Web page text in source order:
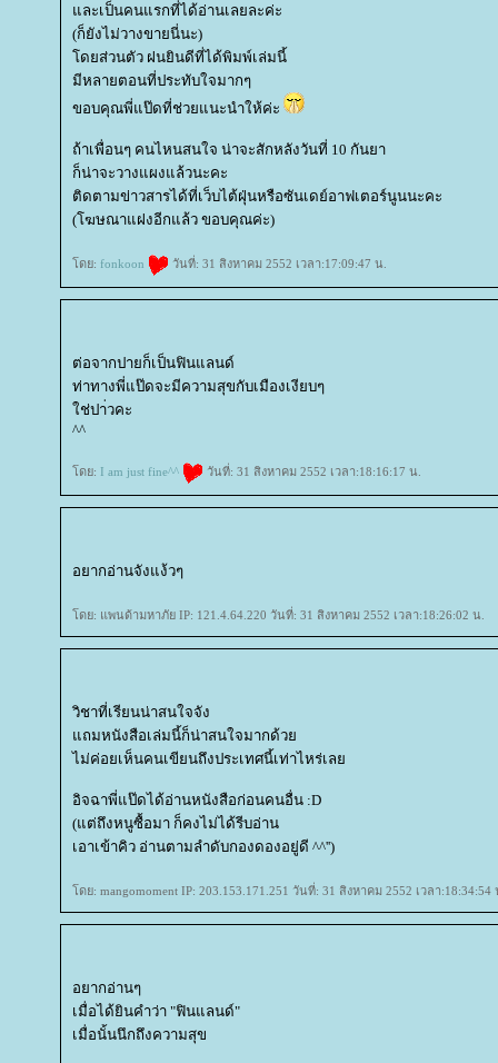
ละเป็นคนแรกที่ได้อ่านเลยละค่ะ
(ก็ยังไม่วางขายนี่นะ)
ดยส่วนตัว ฝนยินดีที่ได้พิมพ์เล่มนี้
มีหลายตอนที่ประทับใจมากๆ
ขอบคุณพี่แป๊ดที่ช่วยแนะนำให้ค่ะ
ถ้าเพื่อนๆ คนไหนสนใจ น่าจะสักหลังวันที่ 10 กันยา
ก็น่าจะวางแผงแล้วนะคะ
ติดตามข่าวสารได้ที่เว็บไต้ฝุ่นหรือซันเดย์อาฟเตอร์นูนนะคะ
(โฆษณาแฝงอีกแล้ว ขอบคุณค่ะ)
ดย: fonkoon วันที่: 31 สิงหาคม 2552 เวลา:17:09:47 น.
ต่อจากปายก็เป็นฟินแลนด์
ท่าทางพี่แป๊ดจะมีความสุขกับเมืองเงียบๆ
ช่ปา่วคะ
^^
ดย: I am just fine^^ วันที่: 31 สิงหาคม 2552 เวลา:18:16:17 น.
อยากอ่านจังแง้วๆ
ดย: แพนด้ามหาภัย IP: 121.4.64.220 วันที่: 31 สิงหาคม 2552 เวลา:18:26:02 น.
วิชาที่เรียนน่าสนใจจัง
ถมหนังสือเล่มนี้ก็น่าสนใจมากด้ว
ไม่ค่อยเห็นคนเขียนถึงประเทศนี้เท่าไหร่เล
อิจฉาพี่แป๊ดได้อ่านหนังสือก่อนคนอื่น :D
(แต่ถึงหนูซื้อมา ก็คงไม่ได้รีบอ่าน
เอาเข้าคิว อ่านตามลำดับกองดองอยู่ดี ^^'')
ดย: mangomoment IP: 203.153.171.251 วันที่: 31 สิงหาคม 2552 เวลา:18:34:54
อยากอ่านๆ
เมื่อได้ยินคำว่า "ฟินแลนด์"
เมื่อนั้นนึกถึงความสุข